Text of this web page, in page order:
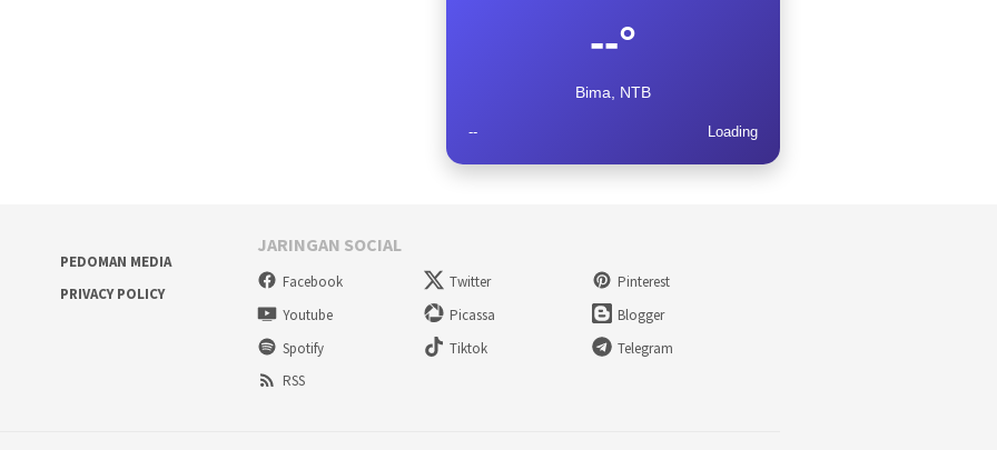
--°
Bima, NTB
-- Loading
PEDOMAN MEDIA
PRIVACY POLICY
JARINGAN SOCIAL
Facebook Twitter
Pinterest
Youtube
Picassa
Blogger
Spotify
Tiktok
Telegram
RSS